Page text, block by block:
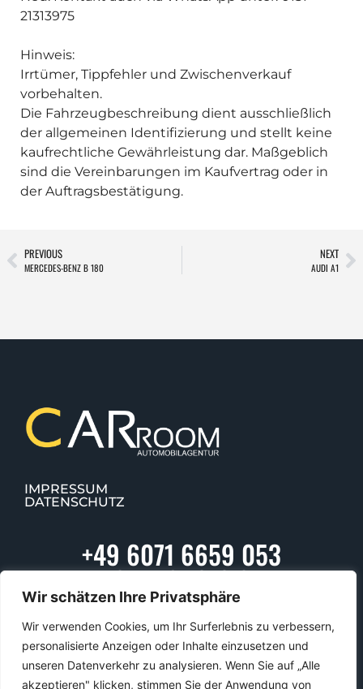
Wir schätzen Ihre Privatsphäre
Wir verwenden Cookies, um Ihr Surferlebnis zu verbessern,
personalisierte Anzeigen oder Inhalte einzusetzen und
unseren Datenverkehr zu analysieren. Wenn Sie auf „Alle
akzeptieren" klicken, stimmen Sie der Anwendung von
21313975
Hinweis:
Irrtümer, Tippfehler und Zwischenverkauf
vorbehalten.
Die Fahrzeugbeschreibung dient ausschließlich
der allgemeinen Identifizierung und stellt keine
kaufrechtliche Gewährleistung dar. Maßgeblich
sind die Vereinbarungen im Kaufvertrag oder in
der Auftragsbestätigung.
PREVIOUS
MERCEDES-BENZ B 180
NEXT
AUDI A1
IMPRESSUM
DATENSCHUTZ
+49 6071 6659 053
+49 1512 1313 975
info@car-room.de
Friedrich-Ebert-Str. 78
Münster bei Dieburg